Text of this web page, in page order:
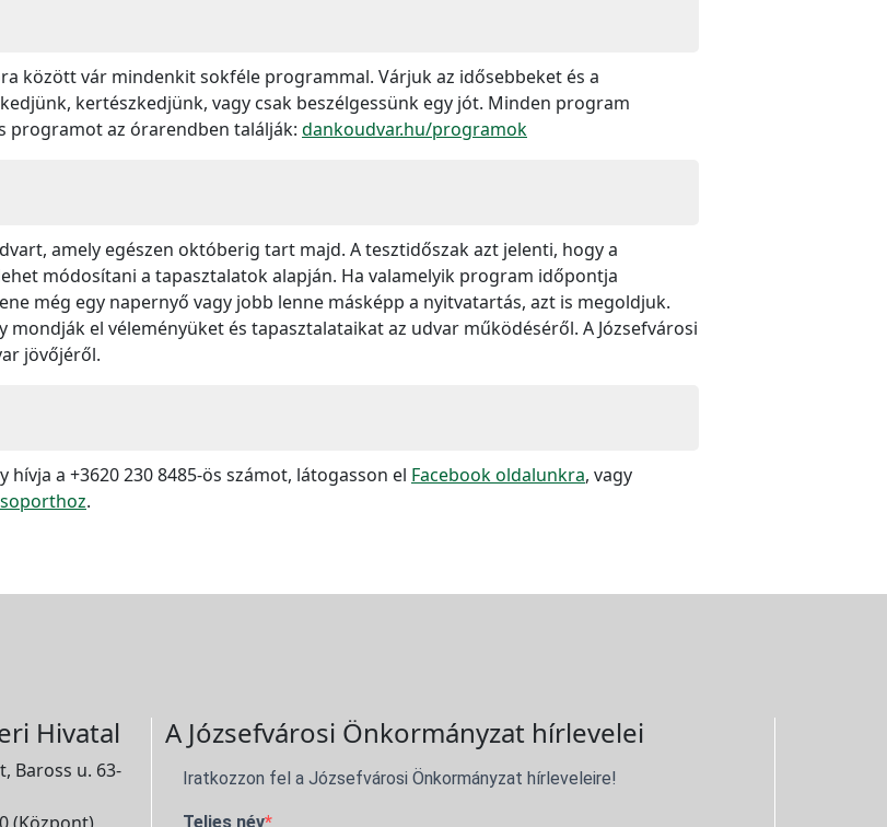
között vár mindenkit sokféle programmal. Várjuk az idősebbeket és a
kertészkedjünk, vagy csak beszélgessünk egy jót. Minden program
programot az órarendben találják: dankoudvar.hu/programok
amely egészen októberig tart majd. A tesztidőszak azt jelenti, hogy a
módosítani a tapasztalatok alapján. Ha valamelyik program időpontja
még egy napernyő vagy jobb lenne másképp a nyitvatartás, azt is megoldjuk.
el véleményüket és tapasztalataikat az udvar működéséről. A Józsefvárosi
jövőjéről.
hívja a +3620 230 8485-ös számot, látogasson el Facebook oldalunkra, vagy
.
Hivatal
Baross u. 63-
A Józsefvárosi Önkormányzat hírlevelei
Iratkozzon fel a Józsefvárosi Önkormányzat hírleveleire!
Teljes név